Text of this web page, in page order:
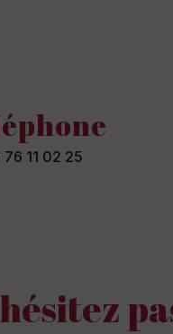
76 11 02 25